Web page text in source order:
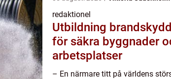
redaktionel
Utbildning brandskydd grunden
för säkra byggnader
arbetsplatser
– En närmare titt på världens